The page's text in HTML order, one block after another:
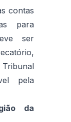
contas
para
ser
pela
da